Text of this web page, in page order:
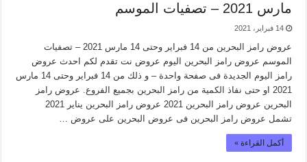
مارس 2021 – تصفيات الموسم
14 فبراير، 2021
عروض رامز البحرين من 14 فبراير وحتى 14 مارس 2021 – تصفيات
الموسم عروض رامز البحرين اليوم عروض نت تقدم لكم احدث عروض
رامز اليوم الجديدة فى صفحة واحدة – و ذلك من 14 فبراير وحتى 14 مارس
2021 او حتى نفاذ الكمية من رامز البحرين بجميع الفروع. عروض رامز
البحرين عروض رامز البحرين 2021 عروض رامز البحرين يناير 2021
تشمل عروض رامز البحرين فى عروض البحرين على عروض …
أكمل القراءة »